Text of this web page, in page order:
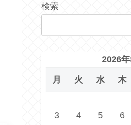
検索
2026年
月 火 水 木
3
4 5 6